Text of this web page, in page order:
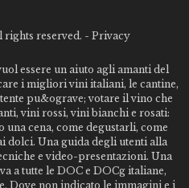
reserved. - Privacy
essere un aiuto agli amanti del
i migliori vini italiani, le cantine,
pu&ograve; votare il vino che
vini rossi, vini bianchi e rosati:
cena, come degustarli, come
dolci. Una guida degli utenti alla
e video-presentazioni. Una
a tutte le DOC e DOCg italiane,
Dove non indicato le immagini e i